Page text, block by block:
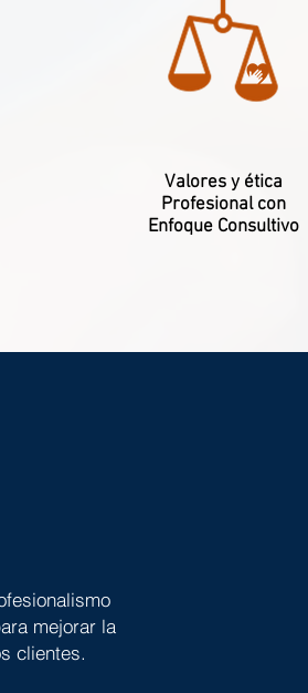
Valores y ética
Profesional con
Enfoque Consultivo
mejorar la
clientes.